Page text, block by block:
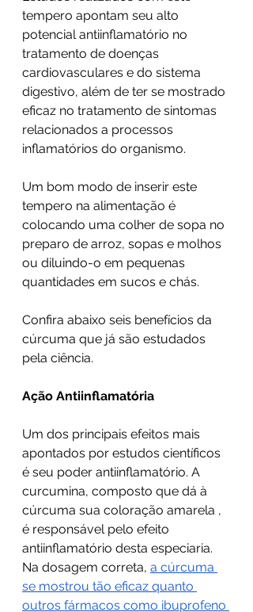
tempero apontam seu alto
potencial antiinflamatório no
tratamento de doenças
cardiovasculares e do sistema
digestivo, além de ter se mostrado
eficaz no tratamento de sintomas
relacionados a processos
inflamatórios do organismo.
Um bom modo de inserir este
tempero na alimentação é
colocando uma colher de sopa no
preparo de arroz, sopas e molhos
ou diluindo-o em pequenas
quantidades em sucos e chás.
Confira abaixo seis benefícios da
cúrcuma que já são estudados
pela ciência.
Ação Antiinflamatória
Um dos principais efeitos mais
apontados por estudos científicos
é seu poder antiinflamatório. A
curcumina, composto que dá à
cúrcuma sua coloração amarela ,
é responsável pelo efeito
antiinflamatório desta especiaria.
Na dosagem correta, a cúrcuma
se mostrou tão eficaz quanto
outros fármacos como ibuprofeno